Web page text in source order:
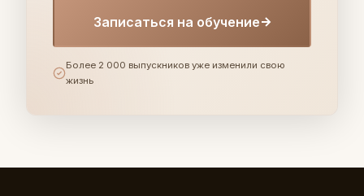
Записаться на обучение
Более 2 000 выпускников уже изменили свою
жизнь